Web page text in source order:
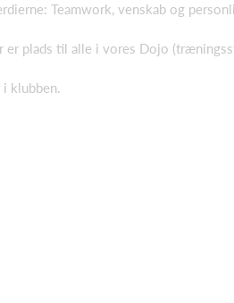
Teamwork, venskab og
plads til alle i vores Dojo
klubben.